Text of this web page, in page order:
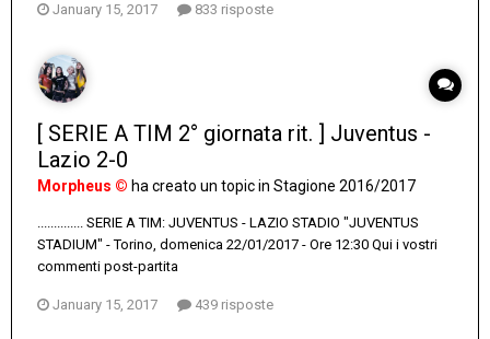
January 15, 2017 833 risposte
[ SERIE A TIM 2° giornata rit. ] Juventus -
Lazio 2-0
Morpheus © ha creato un topic in Stagione 2016/2017
.............. SERIE A TIM: JUVENTUS - LAZIO STADIO "JUVENTUS
STADIUM" - Torino, domenica 22/01/2017 - Ore 12:30 Qui i vostri
commenti post-partita
January 15, 2017 439 risposte